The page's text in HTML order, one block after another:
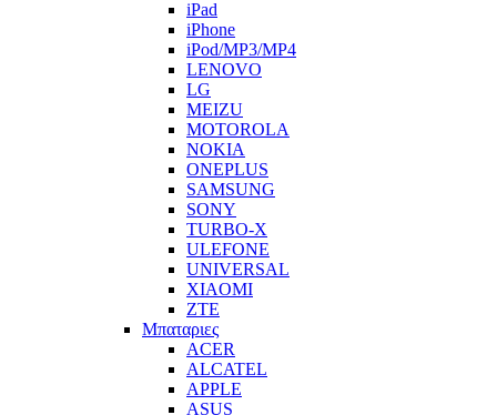
iPad
iPhone
iPod/MP3/MP4
LENOVO
LG
MEIZU
MOTOROLA
NOKIA
ONEPLUS
SAMSUNG
SONY
TURBO-X
ULEFONE
UNIVERSAL
XIAOMI
ZTE
Μπαταριες
ACER
ALCATEL
APPLE
ASUS